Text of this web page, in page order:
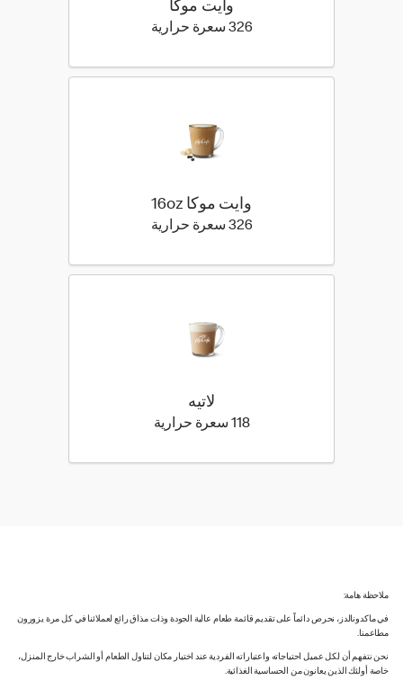
وايت موكا
326 سعرة حرارية
وايت موكا 16oz
326 سعرة حرارية
لاتيه
118 سعرة حرارية
ملاحظة هامة:
في ماكدونالدز، نحرص دائماً على تقديم قائمة طعام عالية الجودة وذات مذاق رائع لعملائنا في كل مرة يزورون
مطاعمنا.
نحن نتفهم أن لكل عميل احتياجاته واعتباراته الفردية عند اختيار مكان لتناول الطعام أو الشراب خارج المنزل،
خاصة أولئك الذين يعانون من الحساسية الغذائية.